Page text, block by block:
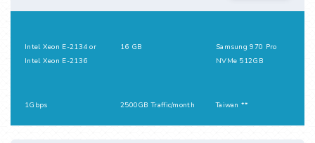
Intel Xeon E-2134 or
Intel Xeon E-2136
16 GB
Samsung 970 Pro
NVMe 512GB
1Gbps 2500GB Traffic/month Taiwan **